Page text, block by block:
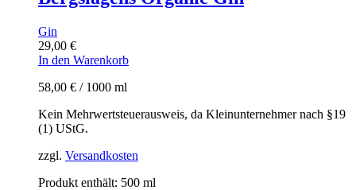
Gin
29,00 €
In den Warenkorb
58,00 € / 1000 ml
Kein Mehrwertsteuerausweis, da Kleinunternehmer nach §19
(1) UStG.
zzgl. Versandkosten
Produkt enthält: 500 ml